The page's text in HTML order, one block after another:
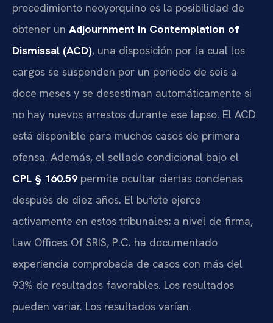
procedimiento neoyorquino es la posibilidad de
obtener un Adjournment in Contemplation of
Dismissal (ACD), una disposición por la cual los
cargos se suspenden por un período de seis a
doce meses y se desestiman automáticamente si
no hay nuevos arrestos durante ese lapso. El ACD
está disponible para muchos casos de primera
ofensa. Además, el sellado condicional bajo el
CPL § 160.59permite ocultar ciertas condenas
después de diez años. El bufete ejerce
activamente en estos tribunales; a nivel de firma,
Law Offices Of SRIS, P.C. ha documentado
experiencia comprobada de casos con más del
93% de resultados favorables. Los resultados
pueden variar. Los resultados varían.